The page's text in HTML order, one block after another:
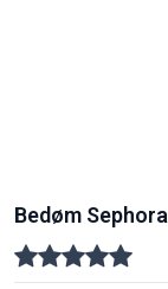
Bedøm Sephora